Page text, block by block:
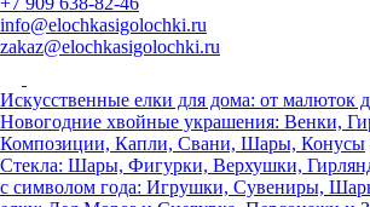
info@elochkasigolochki.ru
zakaz@elochkasigolochki.ru
Искусственные елки для дома: от малюток
Новогодние хвойные украшения: Венки,
Композиции, Капли, Свани, Шары, Конусы
Стекла: Шары, Фигурки, Верхушки,
с символом года: Игрушки, Сувениры,